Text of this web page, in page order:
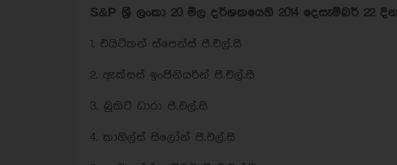
S&P ශ්‍රී ලංකා 20 මිල දර්ශකයෙහි 2014 දෙසැම්බර්
1. එයිට්කන් ස්පෙන්ස් පී.එල්.සී
2. ඇක්සස් ඉංජිනියරින් පී.එල්.සී
3. බුකිට් ධාරා පී.එල්.සී
4. කාගිල්ස් සිලෝන් පී.එල්.සී